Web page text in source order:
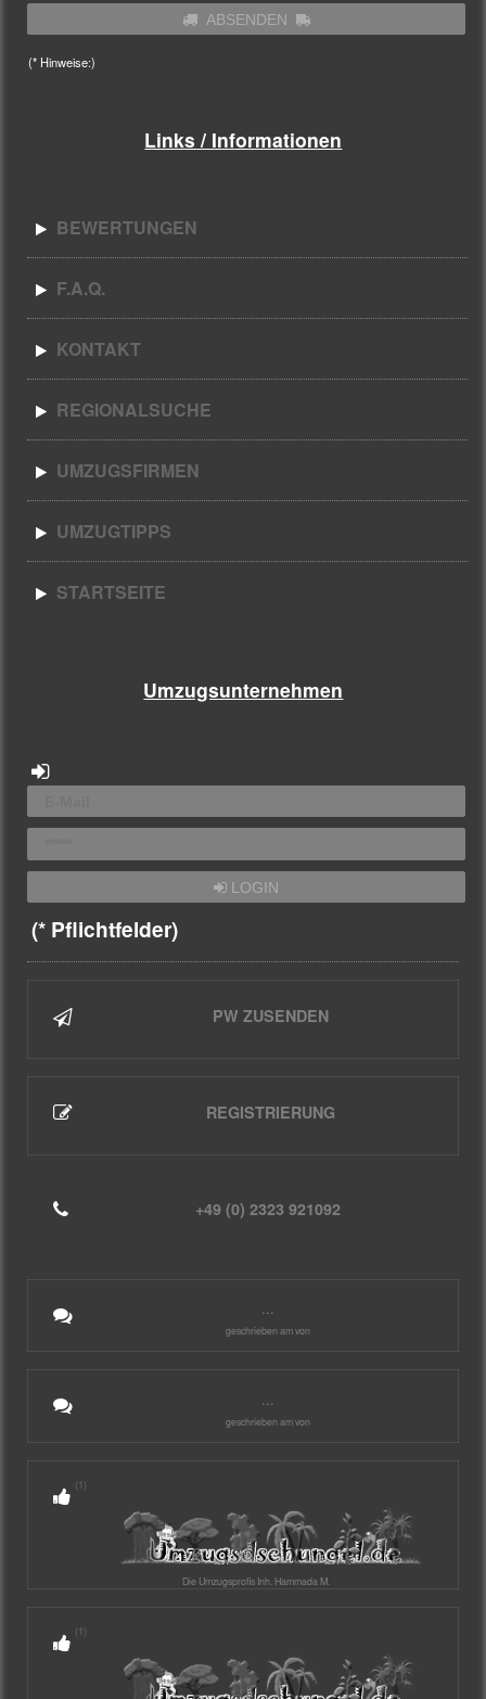
ABSENDEN
(* Hinweise:)
Links / Informationen
BEWERTUNGEN
F.A.Q.
KONTAKT
REGIONALSUCHE
UMZUGSFIRMEN
UMZUGTIPPS
STARTSEITE
Umzugsunternehmen
LOGIN
(* Pflichtfelder)
PW ZUSENDEN
REGISTRIERUNG
+49 (0) 2323 921092
...
geschrieben am von
...
geschrieben am von
(1)
Die Umzugsprofis Inh. Hammada M.
(1)